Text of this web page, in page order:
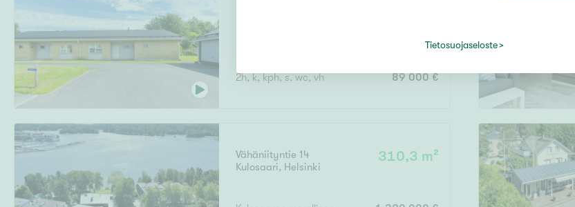
2h, k, kph, s, wc, vh 89 000 €
Vähäniityntie 14
Kulosaari, Helsinki
310,3 m²
Tietosuojaseloste